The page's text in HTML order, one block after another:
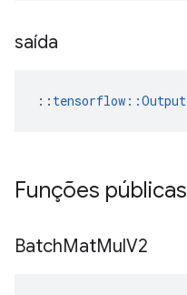
saída
:: tensorflow::Output
Funções públicas
BatchMatMulV2